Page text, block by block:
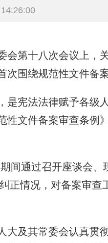
第十八次会议上，
围绕规范性文件备
宪法法律赋予各级
性文件备案审查条例
通过召开座谈会、
正情况，对备案审查
及其常委会认真贯